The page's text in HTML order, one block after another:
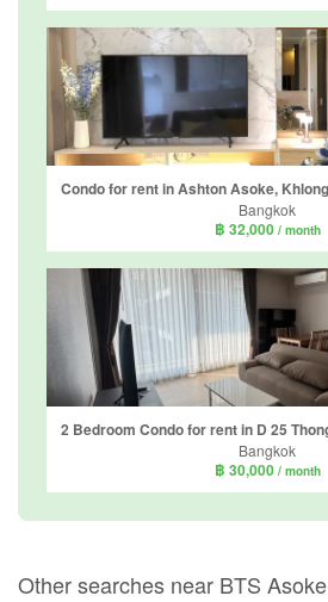
Bangkok
฿ 32,000 / month
Bangkok
฿ 30,000 / month
Other searches near BTS Asoke